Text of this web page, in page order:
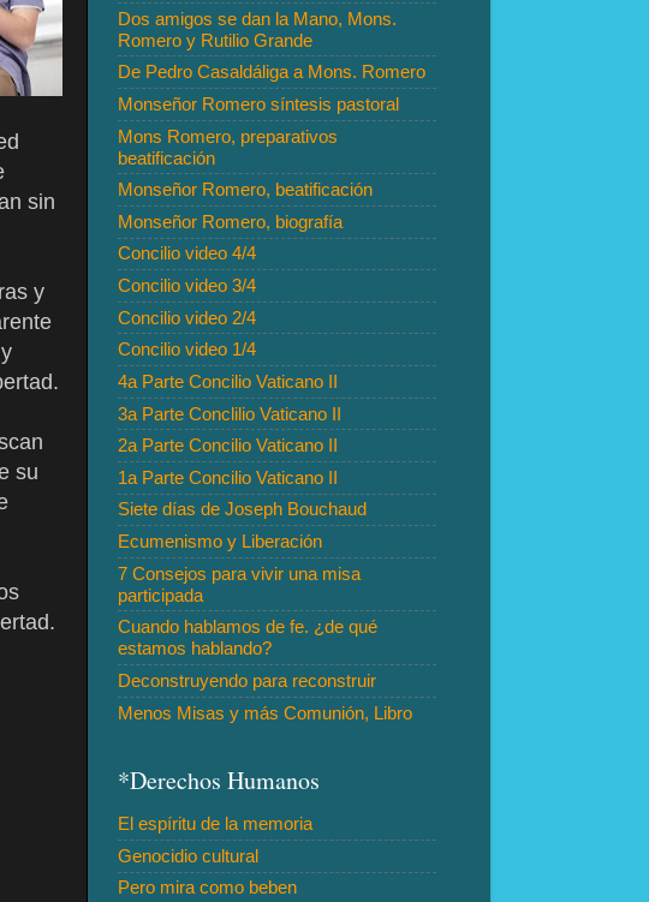
sin
y
su
Dos amigos se dan la Mano, Mons.
Romero y Rutilio Grande
De Pedro Casaldáliga a Mons. Romero
Monseñor Romero síntesis pastoral
Mons Romero, preparativos
beatificación
Monseñor Romero, beatificación
Monseñor Romero, biografía
Concilio video 4/4
Concilio video 3/4
Concilio video 2/4
Concilio video 1/4
4a Parte Concilio Vaticano II
3a Parte Conclilio Vaticano II
2a Parte Concilio Vaticano II
1a Parte Concilio Vaticano II
Siete días de Joseph Bouchaud
Ecumenismo y Liberación
7 Consejos para vivir una misa
participada
Cuando hablamos de fe. ¿de qué
estamos hablando?
Deconstruyendo para reconstruir
Menos Misas y más Comunión, Libro
*Derechos Humanos
El espíritu de la memoria
Genocidio cultural
Pero mira como beben